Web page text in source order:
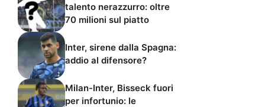
talento nerazzurro: oltre
70 milioni sul piatto
Inter, sirene dalla Spagna:
addio al difensore?
Milan-Inter, Bisseck fuori
per infortunio: le